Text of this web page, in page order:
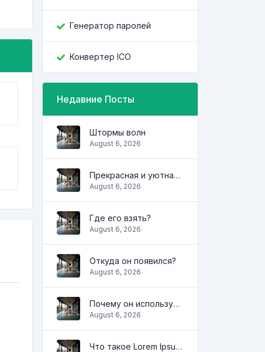
Генератор паролей
Конвертер ICO
Недавние Посты
Штормы волн
August 6, 2026
Прекрасная и уютная квартира
August 6, 2026
Где его взять?
August 6, 2026
Откуда он появился?
August 6, 2026
Почему он используется?
August 6, 2026
Что такое Lorem Ipsum?